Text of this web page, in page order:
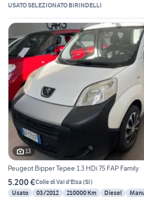
USATO SELEZIONATO BIRINDELLI
13
Peugeot Bipper Tepee 1.3 HDi 75 FAP Family
5.200 €Colle di Val d'Elsa (SI)
Usato
03/2012 210000 Km Diesel